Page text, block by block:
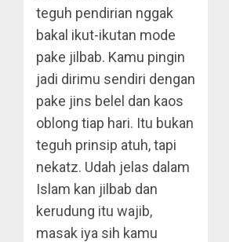
teguh pendirian nggak
bakal ikut-ikutan mode
pake jilbab. Kamu pingin
jadi dirimu sendiri dengan
pake jins belel dan kaos
oblong tiap hari. Itu bukan
teguh prinsip atuh, tapi
nekatz. Udah jelas dalam
Islam kan jilbab dan
kerudung itu wajib,
masak iya sih kamu